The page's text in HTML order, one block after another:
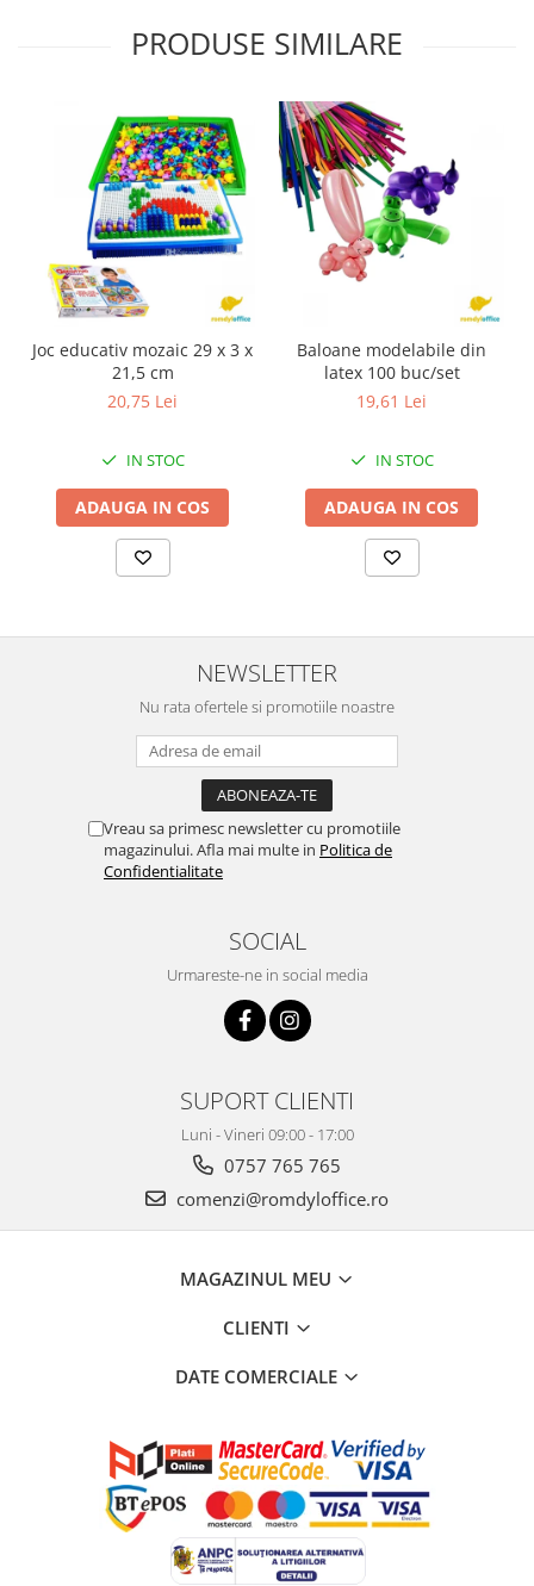
PRODUSE SIMILARE
Joc educativ mozaic 29 x 3 x
21,5 cm
20,75 Lei
IN STOC
ADAUGA IN COS
Baloane modelabile din
latex 100 buc/set
19,61 Lei
IN STOC
ADAUGA IN COS
NEWSLETTER
Nu rata ofertele si promotiile noastre
Vreau sa primesc newsletter cu promotiile
magazinului. Afla mai multe in Politica de
Confidentialitate
SOCIAL
Urmareste-ne in social media
SUPORT CLIENTI
Luni - Vineri 09:00 - 17:00
0757 765 765
comenzi@romdyloffice.ro
MAGAZINUL MEU
CLIENTI
DATE COMERCIALE